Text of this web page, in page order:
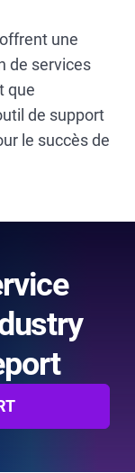
une
de services
que
de support
le succès de